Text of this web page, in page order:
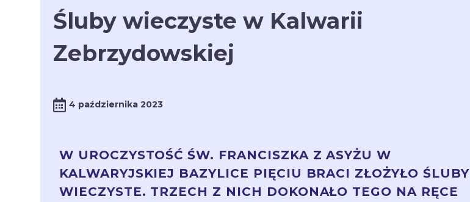
Śluby wieczyste w Kalwarii
Zebrzydowskiej
4 października 2023
W UROCZYSTOŚĆ ŚW. FRANCISZKA Z ASYŻU W
KALWARYJSKIEJ BAZYLICE PIĘCIU BRACI ZŁOŻYŁO ŚLUBY
WIECZYSTE. TRZECH Z NICH DOKONAŁO TEGO NA RĘCE